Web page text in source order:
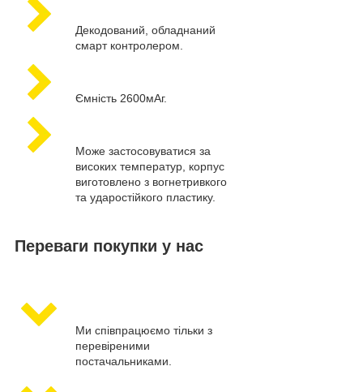
Декодований, обладнаний
смарт контролером.
Ємність 2600мАг.
Може застосовуватися за
високих температур, корпус
виготовлено з вогнетривкого
та ударостійкого пластику.
Переваги покупки у нас
Ми співпрацюємо тільки з
перевіреними
постачальниками.